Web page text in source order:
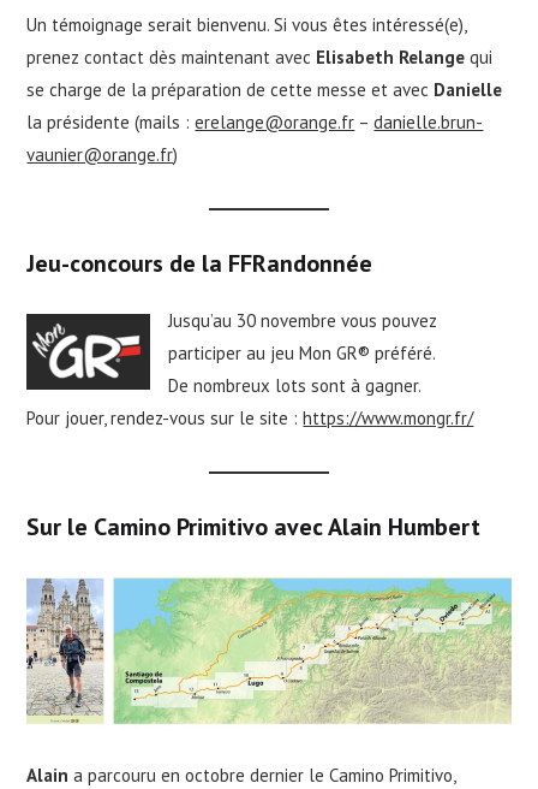
Un témoignage serait bienvenu. Si vous êtes intéressé(e),
prenez contact dès maintenant avec Elisabeth Relange qui
se charge de la préparation de cette messe et avec Danielle
la présidente (mails :erelange@orange.fr –danielle.brun-
vaunier@orange.fr)
Jeu-concours de la FFRandonnée
Jusqu’au 30 novembre vous pouvez
participer au jeu Mon GR® préféré.
De nombreux lots sont à gagner.
Pour jouer, rendez-vous sur le site :https://www.mongr.fr/
Sur le Camino Primitivo avec Alain Humbert
Alaina parcouru en octobre dernier le Camino Primitivo,